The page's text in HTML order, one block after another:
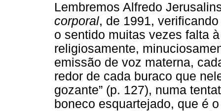
Lembremos Alfredo
corporal, de 1991,
o sentido muitas vezes falta
religiosamente,
emissão de voz materna,
redor de cada buraco que
gozante” (p. 127), numa
boneco esquartejado, que é